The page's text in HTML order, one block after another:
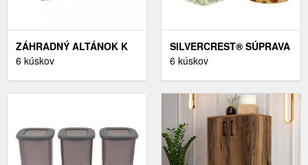
ZÁHRADNÝ ALTÁNOK K
STENE 3 X 4 M
6 kúskov
SILVERCREST® SÚPRAVA
DÓZ NA POTRAVINY, 6-
6 kúskov